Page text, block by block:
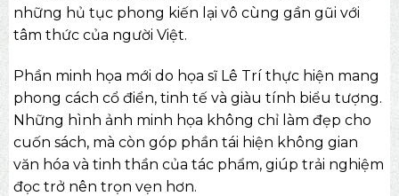
những hủ tục phong kiến lại vô cùng gần gũi với
tâm thức của người Việt.
Phần minh họa mới do họa sĩ Lê Trí thực hiện mang
phong cách cổ điển, tinh tế và giàu tính biểu tượng.
Những hình ảnh minh họa không chỉ làm đẹp cho
cuốn sách, mà còn góp phần tái hiện không gian
văn hóa và tinh thần của tác phẩm, giúp trải nghiệm
đọc trở nên trọn vẹn hơn.